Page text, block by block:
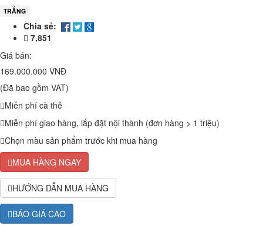
TRẮNG
Chia sẻ:
7,851
Giá bán:
169.000.000 VNĐ
(Đã bao gồm VAT)
Miễn phí cà thẻ
Miễn phí giao hàng, lắp đặt nội thành (đơn hàng > 1 triệu)
Chọn màu sản phẩm trước khi mua hàng
MUA HÀNG NGAY
HƯỚNG DẪN MUA HÀNG
BÁO GIÁ CAO